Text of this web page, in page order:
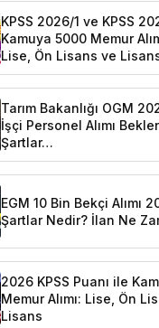
KPSS 2026/1 ve KPSS
Kamuya 5000 Memur
Lise, Ön Lisans ve
Tarım Bakanlığı OGM
İşçi Personel Alımı
Şartlar…
EGM 10 Bin Bekçi Alımı
Şartlar Nedir? İlan Ne
2026 KPSS Puanı ile
Memur Alımı: Lise, Ön
Lisans